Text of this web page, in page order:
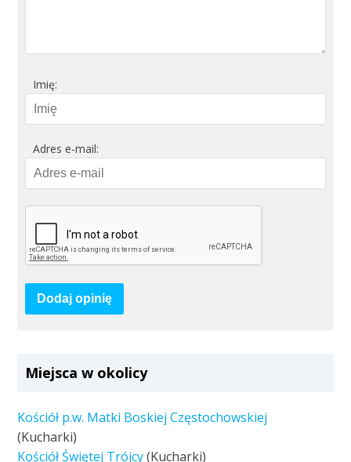
Imię:
Adres e-mail:
Dodaj opinię
Miejsca w okolicy
Kościół p.w. Matki Boskiej Częstochowskiej
(Kucharki)
Kościół Świętej Trójcy(Kucharki)